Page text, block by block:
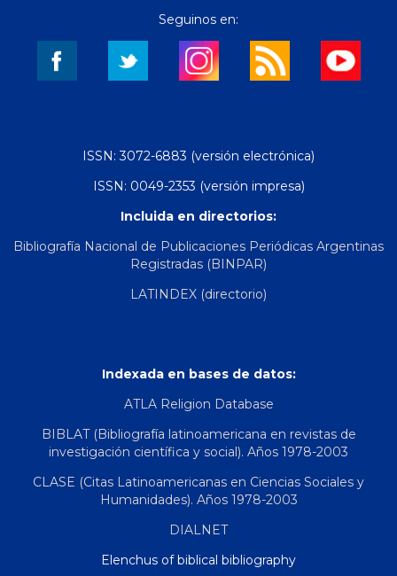
Seguinos en:
ISSN: 3072-6883 (versión electrónica)
ISSN: 0049-2353 (versión impresa)
Incluida en directorios:
Bibliografía Nacional de Publicaciones Periódicas Argentinas
Registradas (BINPAR)
LATINDEX (directorio)
Indexada en bases de datos:
ATLA Religion Database
BIBLAT (Bibliografía latinoamericana en revistas de
investigación científica y social). Años 1978-2003
CLASE (Citas Latinoamericanas en Ciencias Sociales y
Humanidades). Años 1978-2003
DIALNET
Elenchus of biblical bibliography